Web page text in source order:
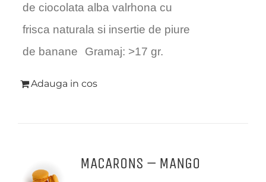
de ciocolata alba valrhona cu
frisca naturala si insertie de piure
de banane
Gramaj: >17 gr.
Adauga in cos
MACARONS – MANGO